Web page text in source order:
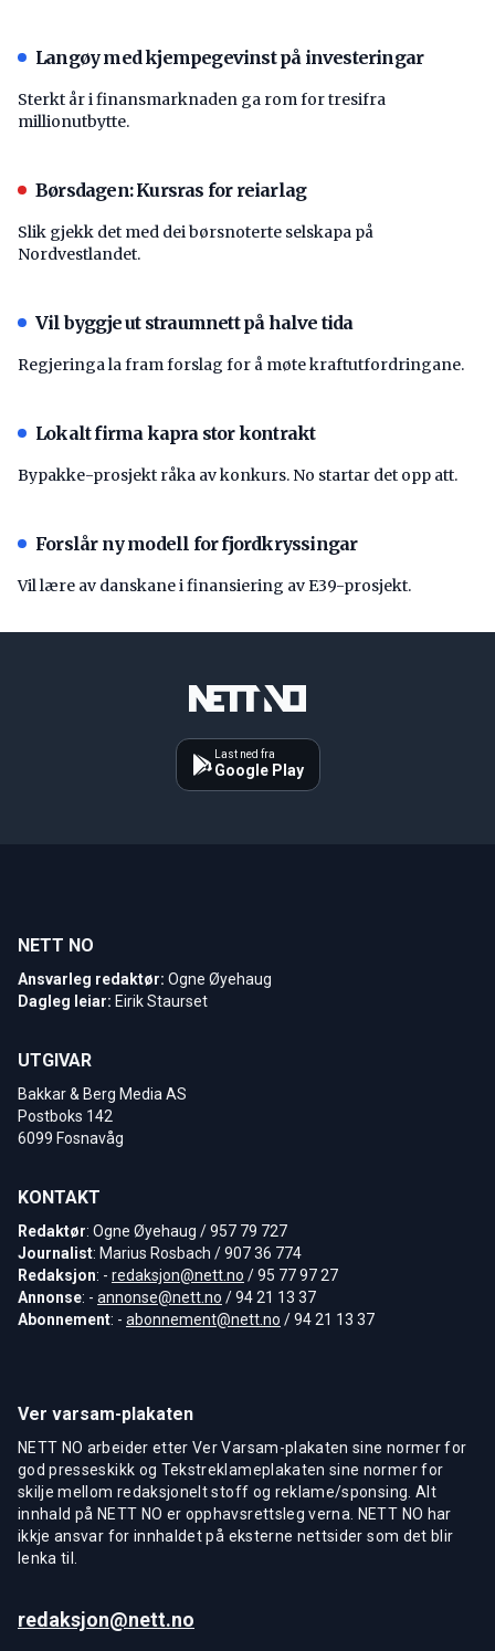
Langøy med kjempegevinst på investeringar
Sterkt år i finansmarknaden ga rom for tresifra
millionutbytte.
Børsdagen: Kursras for reiarlag
Slik gjekk det med dei børsnoterte selskapa på
Nordvestlandet.
Vil byggje ut straumnett på halve tida
Regjeringa la fram forslag for å møte kraftutfordringane.
Lokalt firma kapra stor kontrakt
Bypakke-prosjekt råka av konkurs. No startar det opp att.
Forslår ny modell for fjordkryssingar
Vil lære av danskane i finansiering av E39-prosjekt.
Last ned fra
Google Play
NETT NO
Ansvarleg redaktør: Ogne Øyehaug
Dagleg leiar: Eirik Staurset
UTGIVAR
Bakkar & Berg Media AS
Postboks 142
6099 Fosnavåg
KONTAKT
Redaktør: Ogne Øyehaug / 957 79 727
Journalist: Marius Rosbach / 907 36 774
Redaksjon: - redaksjon@nett.no / 95 77 97 27
Annonse: - annonse@nett.no / 94 21 13 37
Abonnement: - abonnement@nett.no / 94 21 13 37
Ver varsam-plakaten
NETT NO arbeider etter Ver Varsam-plakaten sine normer for
god presseskikk og Tekstreklameplakaten sine normer for
skilje mellom redaksjonelt stoff og reklame/sponsing. Alt
innhald på NETT NO er opphavsrettsleg verna. NETT NO har
ikkje ansvar for innhaldet på eksterne nettsider som det blir
lenka til.
redaksjon@nett.no